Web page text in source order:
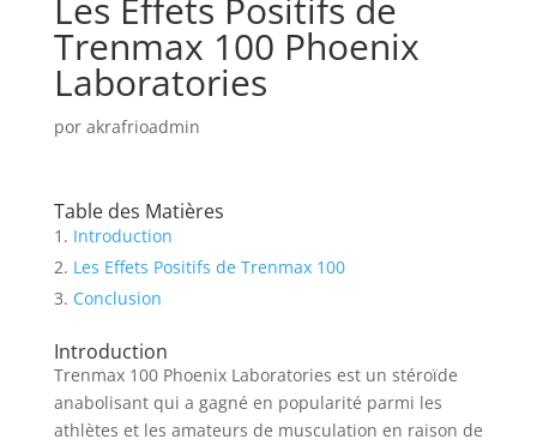
Les Effets Positifs de
Trenmax 100 Phoenix
Laboratories
por akrafrioadmin
Table des Matières
Introduction
Les Effets Positifs de Trenmax 100
Conclusion
Introduction
Trenmax 100 Phoenix Laboratories est un stéroïde
anabolisant qui a gagné en popularité parmi les
athlètes et les amateurs de musculation en raison de